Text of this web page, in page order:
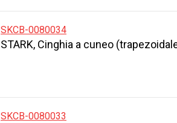
SKCB-0080034
STARK, Cinghia a cuneo
SKCB-0080033